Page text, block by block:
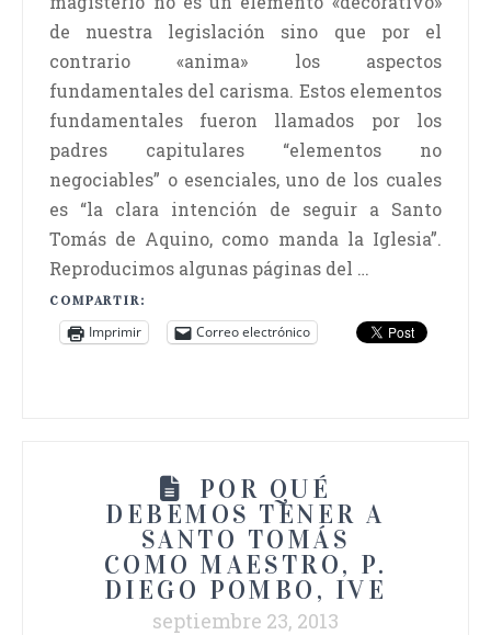
de nuestra legislación sino que por el
contrario «anima» los aspectos
fundamentales del carisma. Estos elementos
fundamentales fueron llamados por los
padres capitulares “elementos no
negociables” o esenciales, uno de los cuales
es “la clara intención de seguir a Santo
Tomás de Aquino, como manda la Iglesia”.
Reproducimos algunas páginas del …
COMPARTIR:
Imprimir Correo electrónico
POR QUÉ
DEBEMOS TENER A
SANTO TOMÁS
COMO MAESTRO, P.
DIEGO POMBO, IVE
septiembre 23, 2013